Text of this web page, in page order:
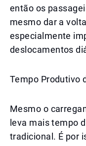
então os
mesmo dar a
especialmente
deslocamentos
Tempo Produtivo
Mesmo o
leva mais tempo
tradicional. É por